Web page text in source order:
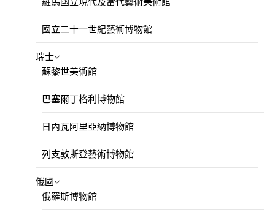
國立二十一世紀藝術博物館
瑞士
蘇黎世美術館
巴塞爾丁格利博物館
日內瓦阿里亞納博物館
列支敦斯登藝術博物館
俄國
俄羅斯博物館